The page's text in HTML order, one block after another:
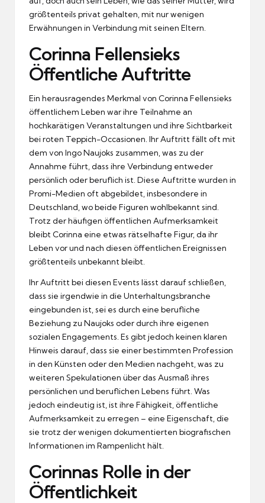
größtenteils privat gehalten, mit nur wenigen
Erwähnungen in Verbindung mit seinen Eltern.
Corinna Fellensieks
Öffentliche Auftritte
Ein herausragendes Merkmal von Corinna Fellensieks
öffentlichem Leben war ihre Teilnahme an
hochkarätigen Veranstaltungen und ihre Sichtbarkeit
bei roten Teppich-Occasionen. Ihr Auftritt fällt oft mit
dem von Ingo Naujoks zusammen, was zu der
Annahme führt, dass ihre Verbindung entweder
persönlich oder beruflich ist. Diese Auftritte wurden in
Promi-Medien oft abgebildet, insbesondere in
Deutschland, wo beide Figuren wohlbekannt sind.
Trotz der häufigen öffentlichen Aufmerksamkeit
bleibt Corinna eine etwas rätselhafte Figur, da ihr
Leben vor und nach diesen öffentlichen Ereignissen
größtenteils unbekannt bleibt.
Ihr Auftritt bei diesen Events lässt darauf schließen,
dass sie irgendwie in die Unterhaltungsbranche
eingebunden ist, sei es durch eine berufliche
Beziehung zu Naujoks oder durch ihre eigenen
sozialen Engagements. Es gibt jedoch keinen klaren
Hinweis darauf, dass sie einer bestimmten Profession
in den Künsten oder den Medien nachgeht, was zu
weiteren Spekulationen über das Ausmaß ihres
persönlichen und beruflichen Lebens führt. Was
jedoch eindeutig ist, ist ihre Fähigkeit, öffentliche
Aufmerksamkeit zu erregen – eine Eigenschaft, die
sie trotz der wenigen dokumentierten biografischen
Informationen im Rampenlicht hält.
Corinnas Rolle in der
Öffentlichkeit